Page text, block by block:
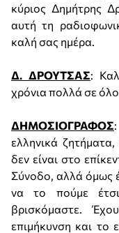
κύριος Δημήτρης
αυτή τη
καλή σας ημέρα.
Δ. ΔΡΟΥΤΣΑΣ:
χρόνια πολλά σε
ΔΗΜΟΣΙΟΓΡΑΦΟΣ
ελληνικά
δεν είναι στο
Σύνοδο, αλλά όμως
να το πούμε
βρισκόμαστε.
επιμήκυνση και το